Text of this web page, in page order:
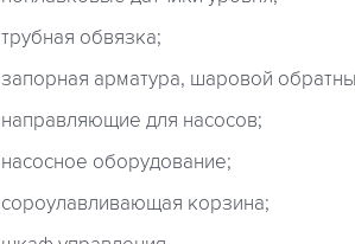
трубная обвязка;
запорная арматура, шаровой
направляющие для насосов;
насосное оборудование;
сороулавливающая корзина;